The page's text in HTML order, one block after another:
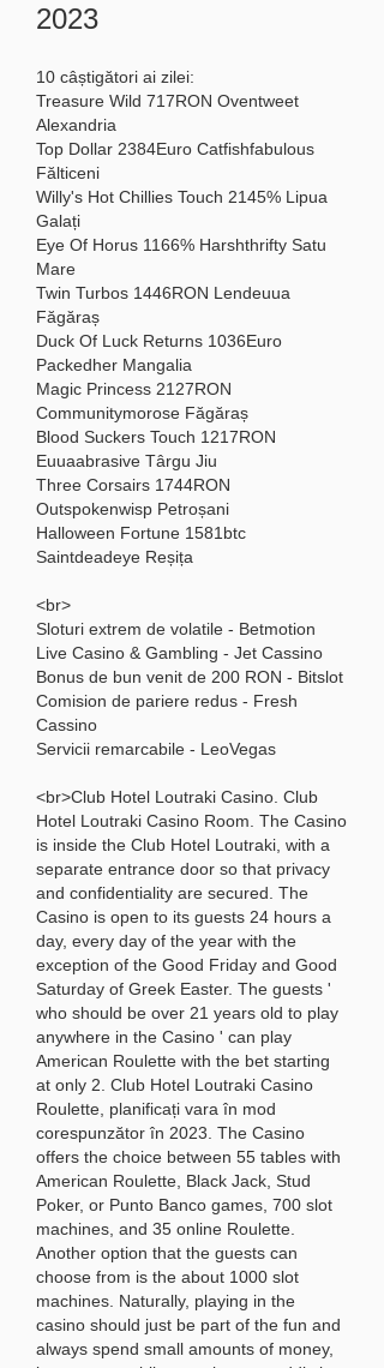
2023
10 câștigători ai zilei:
Treasure Wild 717RON Oventweet
Alexandria
Top Dollar 2384Euro Catfishfabulous
Fălticeni
Willy's Hot Chillies Touch 2145% Lipua
Galați
Eye Of Horus 1166% Harshthrifty Satu
Mare
Twin Turbos 1446RON Lendeuua
Făgăraș
Duck Of Luck Returns 1036Euro
Packedher Mangalia
Magic Princess 2127RON
Communitymorose Făgăraș
Blood Suckers Touch 1217RON
Euuaabrasive Târgu Jiu
Three Corsairs 1744RON
Outspokenwisp Petroșani
Halloween Fortune 1581btc
Saintdeadeye Reșița
<br>
Sloturi extrem de volatile - Betmotion
Live Casino & Gambling - Jet Cassino
Bonus de bun venit de 200 RON - Bitslot
Comision de pariere redus - Fresh
Cassino
Servicii remarcabile - LeoVegas
<br>Club Hotel Loutraki Casino. Club
Hotel Loutraki Casino Room. The Casino
is inside the Club Hotel Loutraki, with a
separate entrance door so that privacy
and confidentiality are secured. The
Casino is open to its guests 24 hours a
day, every day of the year with the
exception of the Good Friday and Good
Saturday of Greek Easter. The guests '
who should be over 21 years old to play
anywhere in the Casino ' can play
American Roulette with the bet starting
at only 2. Club Hotel Loutraki Casino
Roulette, planificați vara în mod
corespunzător în 2023. The Casino
offers the choice between 55 tables with
American Roulette, Black Jack, Stud
Poker, or Punto Banco games, 700 slot
machines, and 35 online Roulette.
Another option that the guests can
choose from is the about 1000 slot
machines. Naturally, playing in the
casino should just be part of the fun and
always spend small amounts of money,